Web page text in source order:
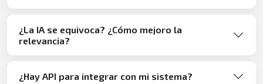
¿La IA se equivoca? ¿Cómo mejoro la
relevancia?
¿Hay API para integrar con mi sistema?